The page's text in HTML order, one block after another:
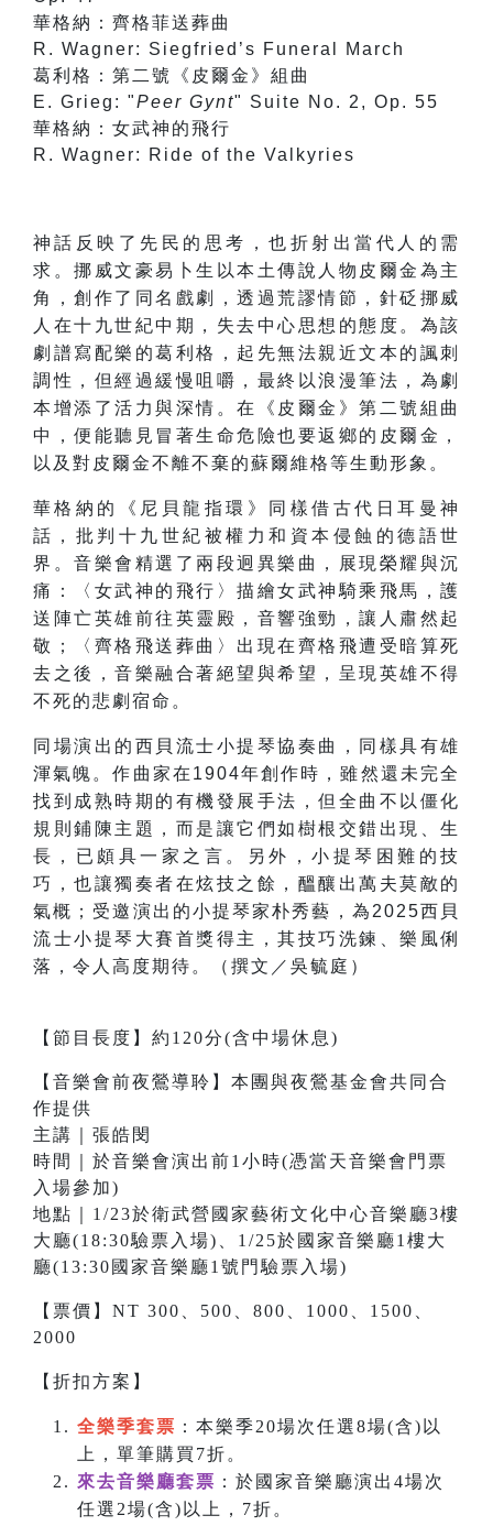
華格納：齊格菲送葬曲
R. Wagner: Siegfried’s Funeral March
葛利格：第二號《皮爾金》組曲
E. Grieg: "Peer Gynt" Suite No. 2, Op. 55
華格納：女武神的飛行
R. Wagner: Ride of the Valkyries
神話反映了先民的思考，也折射出當代人的需
求。挪威文豪易卜生以本土傳說人物皮爾金為主
角，創作了同名戲劇，透過荒謬情節，針砭挪威
人在十九世紀中期，失去中心思想的態度。為該
劇譜寫配樂的葛利格，起先無法親近文本的諷刺
調性，但經過緩慢咀嚼，最終以浪漫筆法，為劇
本增添了活力與深情。在《皮爾金》第二號組曲
中，便能聽見冒著生命危險也要返鄉的皮爾金，
以及對皮爾金不離不棄的蘇爾維格等生動形象。
華格納的《尼貝龍指環》同樣借古代日耳曼神
話，批判十九世紀被權力和資本侵蝕的德語世
界。音樂會精選了兩段迥異樂曲，展現榮耀與沉
痛：〈女武神的飛行〉描繪女武神騎乘飛馬，護
送陣亡英雄前往英靈殿，音響強勁，讓人肅然起
敬；〈齊格飛送葬曲〉出現在齊格飛遭受暗算死
去之後，音樂融合著絕望與希望，呈現英雄不得
不死的悲劇宿命。
同場演出的西貝流士小提琴協奏曲，同樣具有雄
渾氣魄。作曲家在1904年創作時，雖然還未完全
找到成熟時期的有機發展手法，但全曲不以僵化
規則鋪陳主題，而是讓它們如樹根交錯出現、生
長，已頗具一家之言。另外，小提琴困難的技
巧，也讓獨奏者在炫技之餘，醞釀出萬夫莫敵的
氣概；受邀演出的小提琴家朴秀藝，為2025西貝
流士小提琴大賽首獎得主，其技巧洗鍊、樂風俐
落，令人高度期待。（撰文／吳毓庭）
【節目長度】約120分(含中場休息)
【音樂會前夜鶯導聆】本團與夜鶯基金會共同合
作提供
主講｜張皓閔
時間｜於音樂會演出前1小時(憑當天音樂會門票
入場參加)
地點｜1/23於衛武營國家藝術文化中心音樂廳3樓
大廳(18:30驗票入場)、1/25於國家音樂廳1樓大
廳(13:30國家音樂廳1號門驗票入場)
【票價】NT 300、500、800、1000、1500、
2000
【折扣方案】
全樂季套票 ：本樂季20場次任選8場(含)以
上，單筆購買7折。
來去音樂廳套票 ：於國家音樂廳演出4場次
任選2場(含)以上，7折。